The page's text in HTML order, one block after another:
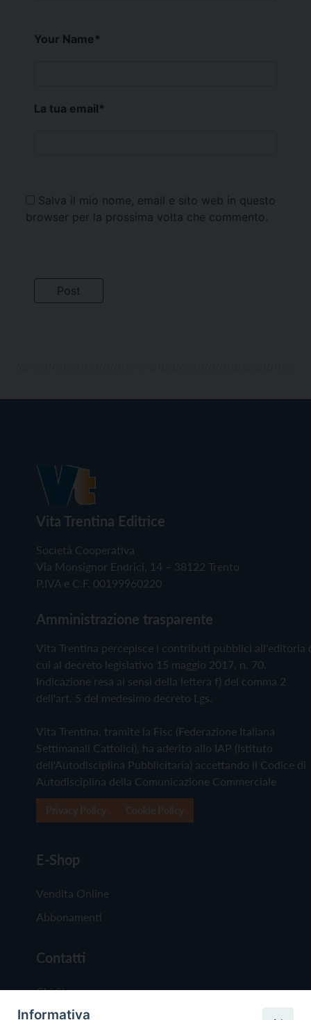
Your Name*
La tua email*
Salva il mio nome, email e sito web in questo
browser per la prossima volta che commento.
Vita Trentina Editrice
Società Cooperativa
Via Monsignor Endrici, 14 – 38122 Trento
P.IVA e C.F. 00199960220
Amministrazione trasparente
Vita Trentina percepisce i contributi pubblici all'editoria
cui al decreto legislativo 15 maggio 2017, n. 70.
Indicazione resa ai sensi della lettera f) del comma 2
dell'art. 5 del medesimo decreto Lgs.
Vita Trentina, tramite la Fisc (Federazione Italiana
Settimanali Cattolici), ha aderito allo IAP (Istituto
dell'Autodisciplina Pubblicitaria) accettando il Codice di
Autodisciplina della Comunicazione Commerciale
E-Shop
Vendita Online
Abbonamenti
Contatti
Chi Siamo
Redazione
Informativa